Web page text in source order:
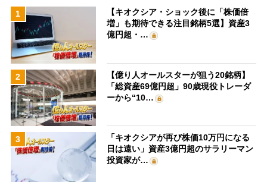
1
【キオクシア・ショック後に「株価倍
増」も期待できる注目銘柄5選】資産3
億円超・…
2
【億り人オールスターが狙う20銘柄】
「総資産69億円超」90歳現役トレーダ
ーから“10…
3
「キオクシアが再び株価10万円になる
日は遠い」資産3億円超のサラリーマン
投資家が…